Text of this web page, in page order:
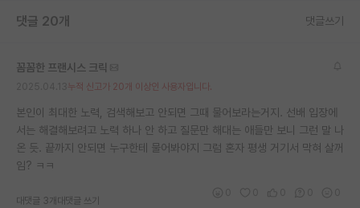
커리어
반도체 아카데미
재팬라운지 🌸
댓글 20개 댓글쓰기
꼼꼼한 프랜시스 크릭
누적 신고가 20개 이상인 사용자입니다.
본인이 최대한 노력, 검색해보고 안되면 그때 물어보라는거지. 선배 입장에
서는 해결해보려고 노력 하나 안 하고 질문만 해대는 애들만 보니 그런 말 나
온 듯. 끝까지 안되면 누구한테 물어봐야지 그럼 혼자 평생 거기서 막혀 살꺼
임? ㅋㅋ
대댓글 3개 대댓글 쓰기